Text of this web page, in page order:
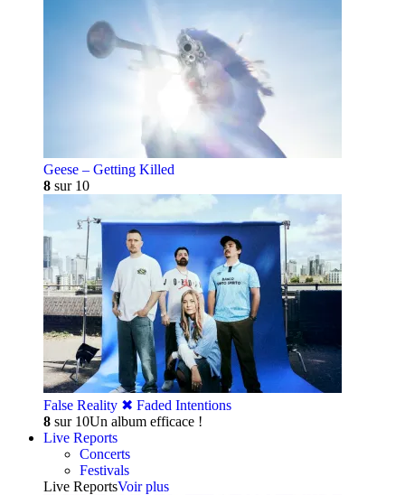
Geese – Getting Killed
8 sur 10
False Reality ✖︎ Faded Intentions
8 sur 10Un album efficace !
Live Reports
Concerts
Festivals
Live ReportsVoir plus